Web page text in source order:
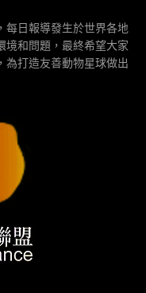
每日報導發生於世界各地
境和問題，最終希望大家
為打造友善動物星球做出